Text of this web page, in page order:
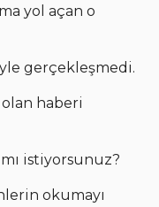
yol açan o
gerçekleşmedi.
haberi
istiyorsunuz?
okumayı